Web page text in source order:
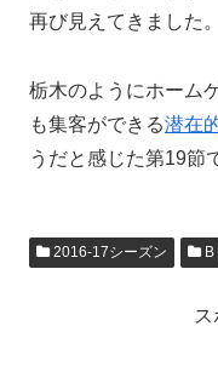
再び見えてきました。
栃木のようにホーム
も集客ができる潜在
うだと感じた第19節
2016-17シーズン B